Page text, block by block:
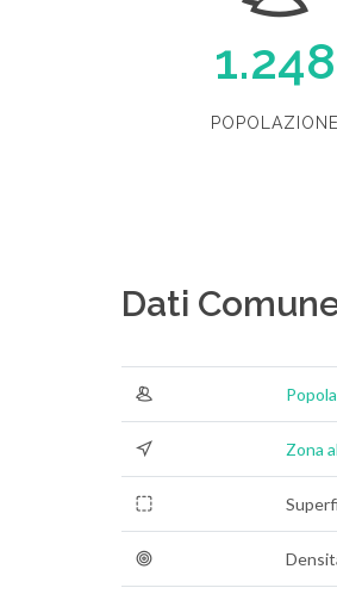
1.248
POPOLAZIONE
Dati
Zona